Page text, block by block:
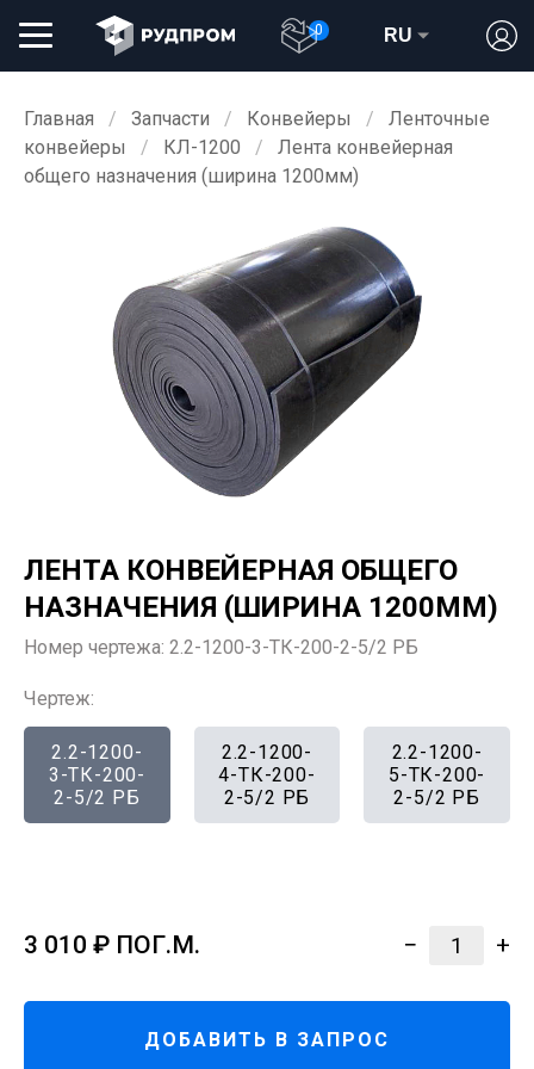
0 RU
Главная Запчасти Конвейеры
Ленточные
конвейеры
КЛ-1200
Лента конвейерная
общего назначения (ширина 1200мм)
ЛЕНТА КОНВЕЙЕРНАЯ ОБЩЕГО
НАЗНАЧЕНИЯ (ШИРИНА 1200ММ)
Номер чертежа: 2.2-1200-3-ТК-200-2-5/2 РБ
Чертеж:
2.2-1200-
3-ТК-200-
2-5/2 РБ
2.2-1200-
4-ТК-200-
2-5/2 РБ
2.2-1200-
5-ТК-200-
2-5/2 РБ
3 010 ₽ ПОГ.М. − 1 +
ДОБАВИТЬ В ЗАПРОС